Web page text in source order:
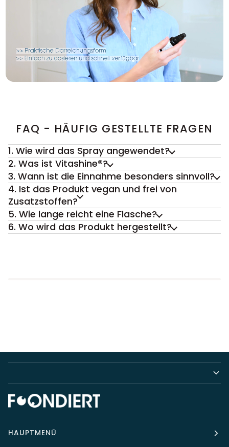
FAQ - HÄUFIG GESTELLTE FRAGEN
1. Wie wird das Spray angewendet?
2. Was ist Vitashine®?
3. Wann ist die Einnahme besonders sinnvoll?
4. Ist das Produkt vegan und frei von
Zusatzstoffen?
5. Wie lange reicht eine Flasche?
6. Wo wird das Produkt hergestellt?
HAUPTMENÜ